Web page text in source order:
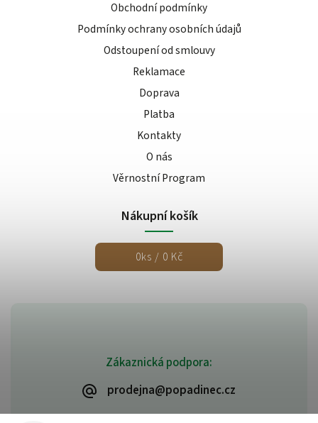
Zákaznická podpora:
prodejna@popadinec.cz
Obchodní podmínky
Podmínky ochrany osobních údajů
Odstoupení od smlouvy
Reklamace
Doprava
Platba
Kontakty
O nás
Věrnostní Program
Nákupní košík
0ks / 0 Kč